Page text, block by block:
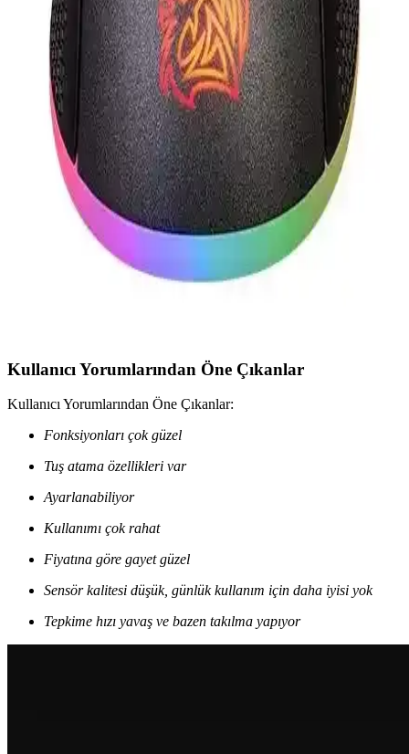
Asus Tuf Gaming M3 Aura Sync RGB ve Logitech M240 sessiz
kablosuz mouse'un performans, tasarım ve kullanım avantajlarını
karşılaştırıyoruz.
Attack Shark R1 Superlıght Kablosuz ve Razer
Deathadder Essential Kablolu Oyuncu Fareleri
Karşılaştırması
Attack Shark R1 Superlıght kablosuz fare ve Razer Deathadder
Essential kablolu fareyi detaylı karşılaştırıyoruz. Performans,
ergonomi ve dayanıklılık açısından farkları öğrenin.
Thermaltake TT eSPORTS IRIS Optik RGB
Oyuncu Mouse İnceleme ve Özellikleri
Thermaltake TT eSPORTS IRIS RGB oyuncu mouse, ergonomik
Kullanıcı Yorumlarından Öne Çıkanlar
Kullanıcı Yorumlarından Öne Çıkanlar:
Fonksiyonları çok güzel
Tuş atama özellikleri var
Ayarlanabiliyor
Kullanımı çok rahat
Fiyatına göre gayet güzel
Sensör kalitesi düşük, günlük kullanım için daha iyisi yok
Tepkime hızı yavaş ve bazen takılma yapıyor